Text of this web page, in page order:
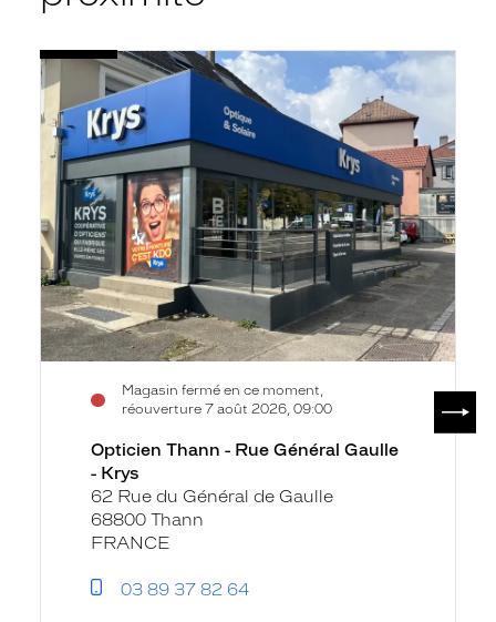
Opticien
Thann
-
Rue
Général
Gaulle
-
Krys
Magasin fermé en ce moment,
réouverture 7 août 2026, 09:00
Voir
la
fiche
Opticien Thann - Rue Général Gaulle
- Krys
62 Rue du Général de Gaulle
68800 Thann
FRANCE
03 89 37 82 64